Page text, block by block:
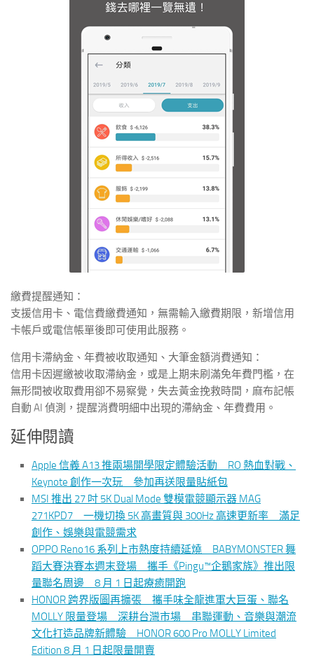
繳費提醒通知：
支援信用卡、電信費繳費通知，無需輸入繳費期限，新增信用
卡帳戶或電信帳單後即可使用此服務。
信用卡滯納金、年費被收取通知、大筆金額消費通知：
信用卡因遲繳被收取滯納金，或是上期未刷滿免年費門檻，在
無形間被收取費用卻不易察覺，失去黃金挽救時間，麻布記帳
自動 AI 偵測，提醒消費明細中出現的滯納金、年費費用。
延伸閱讀
Apple 信義 A13 推兩場開學限定體驗活動 RO 熱血對戰、
Keynote 創作一次玩 參加再送限量貼紙包
MSI 推出 27 吋 5K Dual Mode 雙模電競顯示器 MAG
271KPD7 一機切換 5K 高畫質與 300Hz 高速更新率 滿足
創作、娛樂與電競需求
OPPO Reno16 系列上市熱度持續延燒 BABYMONSTER 舞
蹈大賽決賽本週末登場 攜手《Pingu™企鵝家族》推出限
量聯名周邊 8 月 1 日起療癒開跑
HONOR 跨界版圖再擴張 攜手味全龍進軍大巨蛋、聯名
MOLLY 限量登場 深耕台灣市場 串聯運動、音樂與潮流
文化打造品牌新體驗 HONOR 600 Pro MOLLY Limited
Edition 8 月 1 日起限量開賣